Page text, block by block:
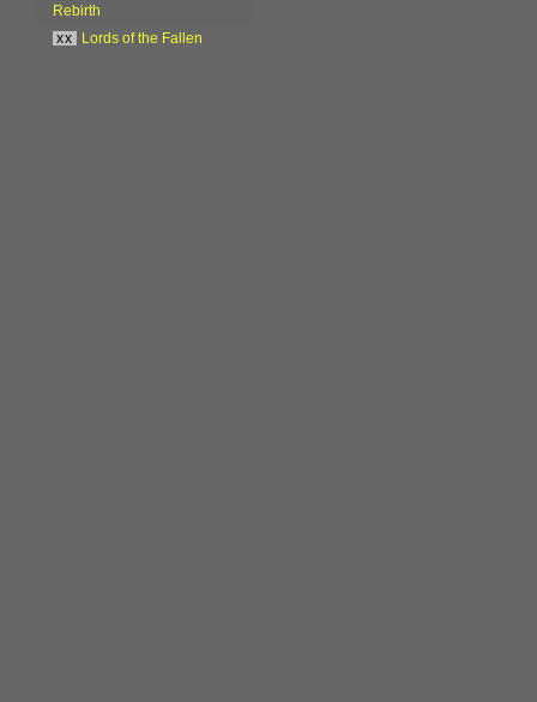
Rebirth
xx
Lords of the Fallen